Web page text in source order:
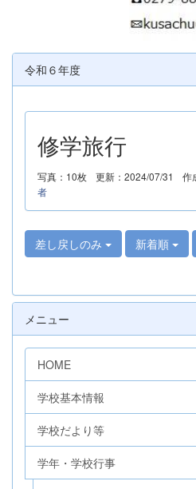
令和６年度
修学旅行
写真：10枚 更新：2024/07/31 作
者
差し戻しのみ 新着順
メニュー
HOME
学校基本情報
学校だより等
学年・学校行事